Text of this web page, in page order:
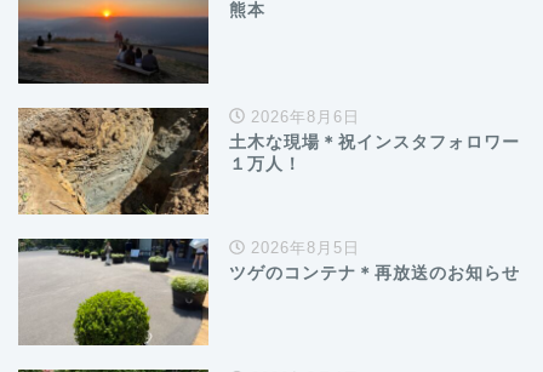
熊本
2026年8月6日
土木な現場＊祝インスタフォロワー
１万人！
2026年8月5日
ツゲのコンテナ＊再放送のお知らせ